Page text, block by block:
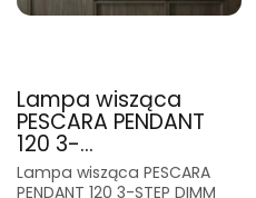
Lampa wisząca
PESCARA PENDANT
120 3-...
Lampa wisząca PESCARA
PENDANT 120 3-STEP DIMM